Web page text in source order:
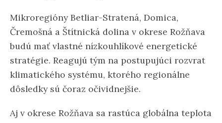
Mikroregióny Betliar-Stratená, Domica,
Čremošná a Štítnická dolina v okrese Rožňava
budú mať vlastné nízkouhlíkové energetické
stratégie. Reagujú tým na postupujúci rozvrat
klimatického systému, ktorého regionálne
dôsledky sú čoraz očividnejšie.
Aj v okrese Rožňava sa rastúca globálna teplota